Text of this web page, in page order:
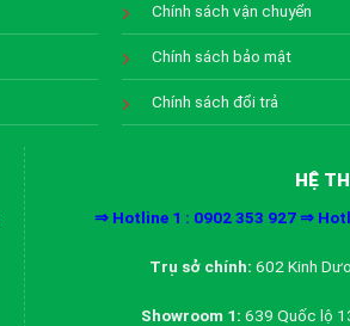
Chính sách vận chuyển
Chính sách bảo mật
Chính sách đổi trả
HỆ
⇒ Hotline 1 : 0902 353 927 ⇒
Trụ sở chính: 602 Kinh
Showroom 1: 639 Quốc lộ